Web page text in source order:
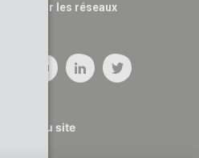
nous sur les réseaux
Plan du site